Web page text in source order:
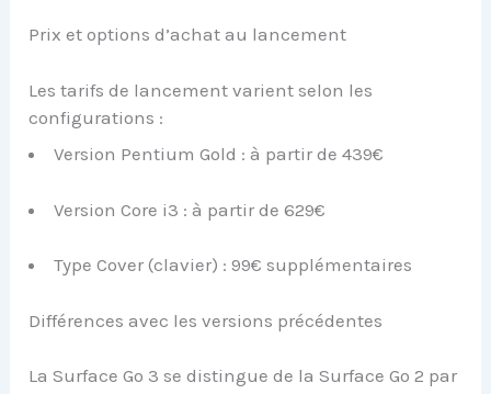
Prix et options d’achat au lancement
Les tarifs de lancement varient selon les
configurations :
Version Pentium Gold : à partir de 439€
Version Core i3 : à partir de 629€
Type Cover (clavier) : 99€ supplémentaires
Différences avec les versions précédentes
La Surface Go 3 se distingue de la Surface Go 2 par